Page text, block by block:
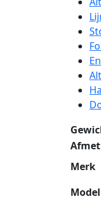
Merk
Model